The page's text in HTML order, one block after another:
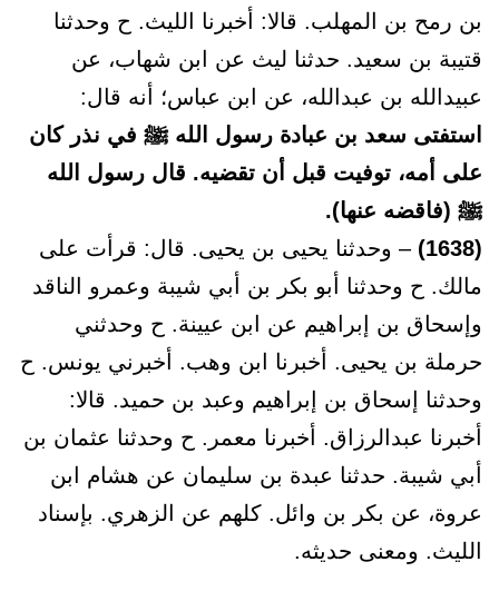
بن رمح بن المهلب. قالا: أخبرنا الليث. ح وحدثنا
قتيبة بن سعيد. حدثنا ليث عن ابن شهاب، عن
عبيدالله بن عبدالله، عن ابن عباس؛ أنه قال:
استفتى سعد بن عبادة رسول الله ﷺ في نذر كان
على أمه، توفيت قبل أن تقضيه. قال رسول الله
ﷺ (فاقضه عنها).
(1638)
– وحدثنا يحيى بن يحيى. قال: قرأت على
مالك. ح وحدثنا أبو بكر بن أبي شيبة وعمرو الناقد
وإسحاق بن إبراهيم عن ابن عيينة. ح وحدثني
حرملة بن يحيى. أخبرنا ابن وهب. أخبرني يونس. ح
وحدثنا إسحاق بن إبراهيم وعبد بن حميد. قالا:
أخبرنا عبدالرزاق. أخبرنا معمر. ح وحدثنا عثمان بن
أبي شيبة. حدثنا عبدة بن سليمان عن هشام ابن
عروة، عن بكر بن وائل. كلهم عن الزهري. بإسناد
الليث. ومعنى حديثه.